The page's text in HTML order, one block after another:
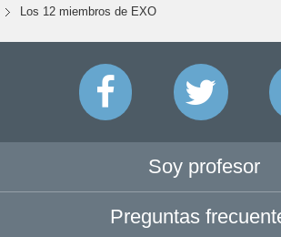
Los 12 miembros de EXO
Soy profesor
Preguntas